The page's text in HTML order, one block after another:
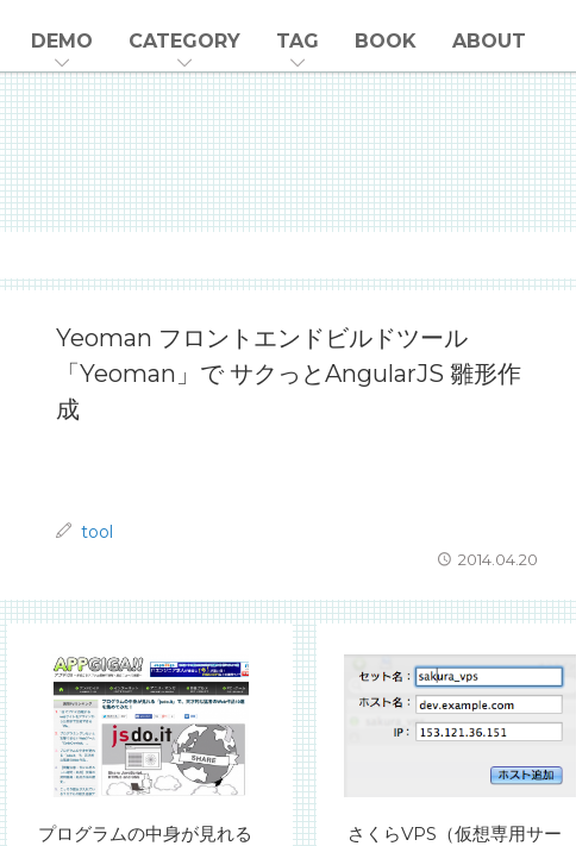
DEMO CATEGORY TAG BOOK ABOUT
Yeoman フロントエンドビルドツール
「Yeoman」で サクっとAngularJS 雛形作
成
tool
2014.04.20
プログラムの中身が見れる
さくらVPS（仮想専用サー